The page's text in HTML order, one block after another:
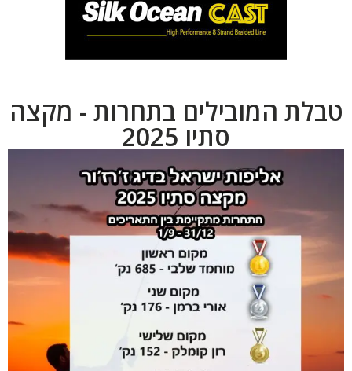
טבלת המובילים בתחרות - מקצה
סתיו 2025